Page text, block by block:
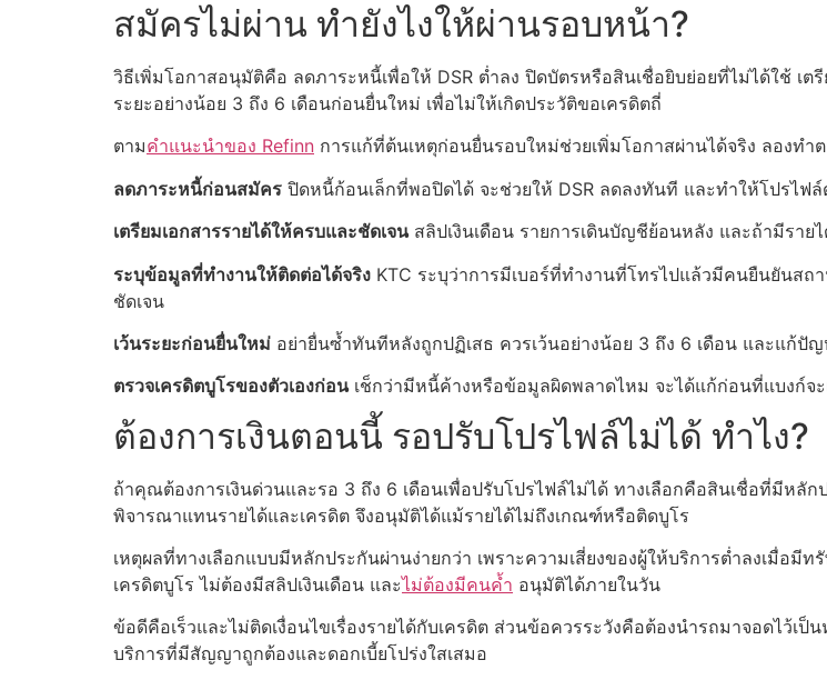
สมัครไม่ผ่าน ทำยังไงให้ผ่านรอบหน้า?
วิธีเพิ่มโอกาสอนุมัติคือ ลดภาระหนี้เพื่อให้ DSR ต่ำลง ปิดบัตรหรือสินเชื่อยิบย่อยที่ไม่ได้ใช้ เ
ระยะอย่างน้อย 3 ถึง 6 เดือนก่อนยื่นใหม่ เพื่อไม่ให้เกิดประวัติขอเครดิตถี่
ตามคำแนะนำของ Refinn การแก้ที่ต้นเหตุก่อนยื่นรอบใหม่ช่วยเพิ่มโอกาสผ่านได้จริง ลองทำ
ลดภาระหนี้ก่อนสมัคร ปิดหนี้ก้อนเล็กที่พอปิดได้ จะช่วยให้ DSR ลดลงทันที และทำให้โปรไฟ
เตรียมเอกสารรายได้ให้ครบและชัดเจนสลิปเงินเดือน รายการเดินบัญชีย้อนหลัง และถ้ามีราย
ระบุข้อมูลที่ทำงานให้ติดต่อได้จริง KTC ระบุว่าการมีเบอร์ที่ทำงานที่โทรไปแล้วมีคนยืนยันส
ชัดเจน
เว้นระยะก่อนยื่นใหม่ อย่ายื่นซ้ำทันทีหลังถูกปฏิเสธ ควรเว้นอย่างน้อย 3 ถึง 6 เดือน และแก้ปั
ตรวจเครดิตบูโรของตัวเองก่อนเช็กว่ามีหนี้ค้างหรือข้อมูลผิดพลาดไหม จะได้แก้ก่อนที่แบงก์จ
ต้องการเงินตอนนี้ รอปรับโปรไฟล์ไม่ได้ ทำไง?
ถ้าคุณต้องการเงินด่วนและรอ 3 ถึง 6 เดือนเพื่อปรับโปรไฟล์ไม่ได้ ทางเลือกคือสินเชื่อที่มีหลั
พิจารณาแทนรายได้และเครดิต จึงอนุมัติได้แม้รายได้ไม่ถึงเกณฑ์หรือติดบูโร
เหตุผลที่ทางเลือกแบบมีหลักประกันผ่านง่ายกว่า เพราะความเสี่ยงของผู้ให้บริการต่ำลงเมื่อมีท
เครดิตบูโร ไม่ต้องมีสลิปเงินเดือน และไม่ต้องมีคนค้ำ อนุมัติได้ภายในวัน
ข้อดีคือเร็วและไม่ติดเงื่อนไขเรื่องรายได้กับเครดิต ส่วนข้อควรระวังคือต้องนำรถมาจอดไว้เป็
บริการที่มีสัญญาถูกต้องและดอกเบี้ยโปร่งใสเสมอ